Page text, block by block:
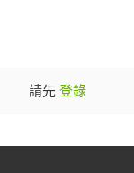
請先 登錄